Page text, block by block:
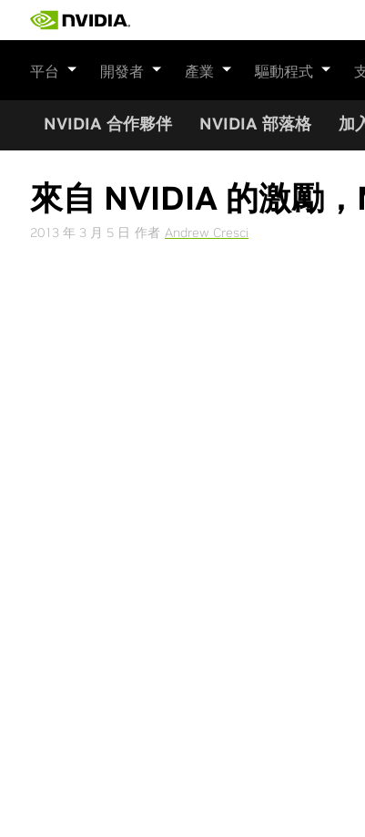
平台 開發者 產業 驅動程式
NVIDIA 合作夥伴 NVIDIA 部落格 加
來自 NVIDIA 的激勵
2013 年 3 月 5 日 作者 Andrew Cresci